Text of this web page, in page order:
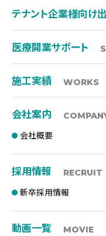
テナント企業様向け
医療開業サポート
施工実績 WORKS
会社案内
会社概要
採用情報 RECRUIT
新卒採用情報
動画一覧 MOVIE